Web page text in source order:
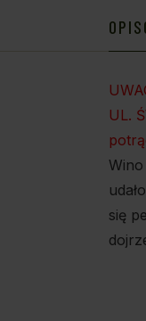
OPIS
UL.
się